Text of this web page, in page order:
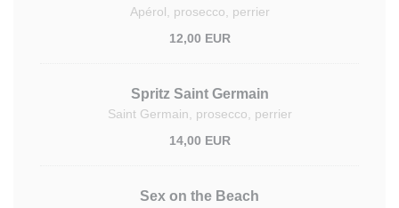
Apérol, prosecco, perrier
12,00 EUR
Spritz Saint Germain
Saint Germain, prosecco, perrier
14,00 EUR
Sex on the Beach